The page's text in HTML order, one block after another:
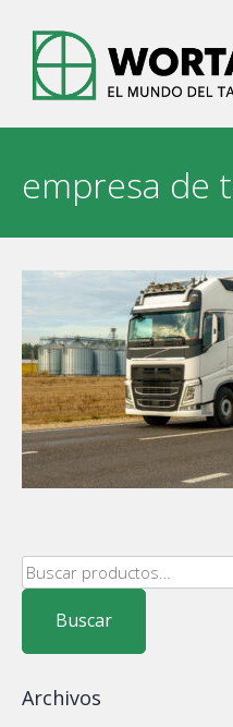
content
empresa de
Buscar
por:
Buscar
Archivos